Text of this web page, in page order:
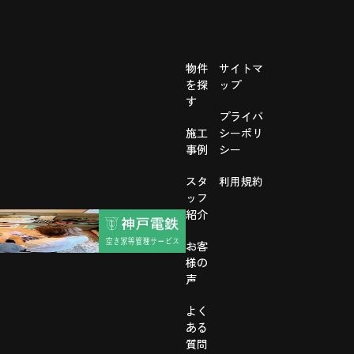
物件
を探
す
施工
事例
スタ
ッフ
紹介
お客
様の
声
よく
ある
質問
サイトマ
ップ
プライバ
シーポリ
シー
利用規約